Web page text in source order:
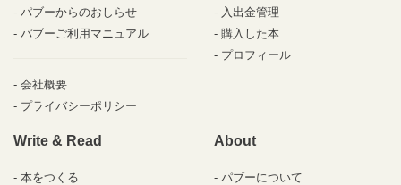
パブーからのおしらせ
パブーご利用マニュアル
会社概要
プライバシーポリシー
入出金管理
購入した本
プロフィール
Write & Read
本をつくる
About
パブーについて